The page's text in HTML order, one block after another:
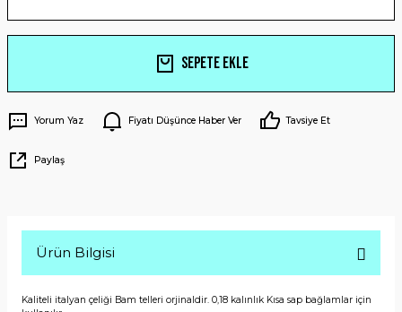
Sepete Ekle
Yorum Yaz Fiyatı Düşünce Haber Ver Tavsiye Et
Paylaş
Ürün Bilgisi
Kaliteli italyan çeliği Bam telleri orjinaldir. 0,18 kalınlık Kısa sap bağlamlar için